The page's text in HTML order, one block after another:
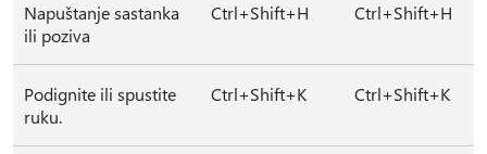
Napuštanje sastanka
ili poziva
Ctrl+Shift+H Ctrl+Shift+H
Podignite ili spustite
ruku.
Ctrl+Shift+K Ctrl+Shift+K